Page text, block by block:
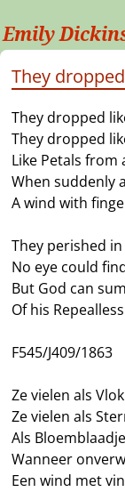
Emily
They
They dropped
They dropped
Like Petals from
When suddenly
A wind with
They perished
No eye could
But God can
Of his
F545/J409/1863
Ze vielen als
Ze vielen als
Als
Wanneer
Een wind met